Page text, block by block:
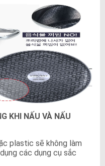
KHI NẤU VÀ NẤU
plastic sẽ không làm
các dụng cụ sắc